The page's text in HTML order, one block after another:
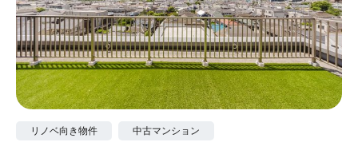
リノベ向き物件 中古マンション